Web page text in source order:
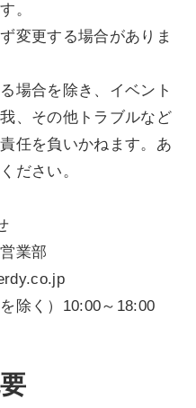
。
変更する場合がありま
場合を除き、イベント
、その他トラブルなど
任を負いかねます。あ
ださい。
業部
除く）10:00～18:00